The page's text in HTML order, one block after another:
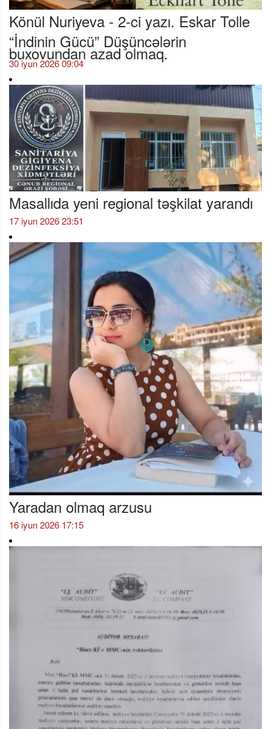
Könül Nuriyeva - 2-ci yazı. Eskar Tolle
“İndinin Gücü” Düşüncələrin
buxovundan azad olmaq.
30 iyun 2026 09:04
Masallıda yeni regional təşkilat yarandı
17 iyun 2026 23:51
Yaradan olmaq arzusu
16 iyun 2026 17:15